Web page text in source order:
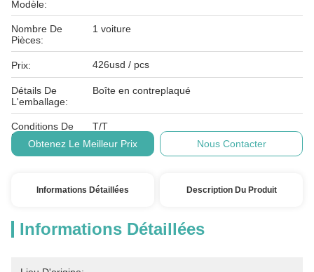
Modèle:
Nombre De
Pièces:
1 voiture
Prix: 426usd / pcs
Détails De
L'emballage:
Boîte en contreplaqué
Conditions De
Paiement:
T/T
Obtenez Le Meilleur Prix
Nous Contacter
Informations Détaillées Description Du Produit
Informations Détaillées